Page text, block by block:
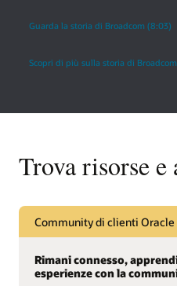
Guarda la storia di Broadcom (8:03)
Scopri di più sulla storia di Broadcom
Trova risorse e
Community di clienti Oracle
Rimani connesso,
esperienze con la